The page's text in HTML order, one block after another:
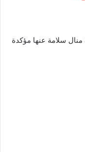
منال سلامة عنها مؤكدة